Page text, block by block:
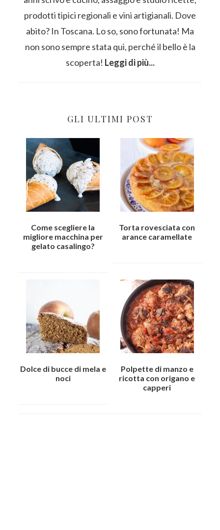
prodotti tipici regionali e vini artigianali. Dove
abito? In Toscana. Lo so, sono fortunata! Ma
non sono sempre stata qui, perché il bello è la
scoperta! Leggi di più...
GLI ULTIMI POST
Come scegliere la
migliore macchina per
gelato casalingo?
Torta rovesciata con
arance caramellate
Dolce di bucce di mela e
noci
Polpette di manzo e
ricotta con origano e
capperi